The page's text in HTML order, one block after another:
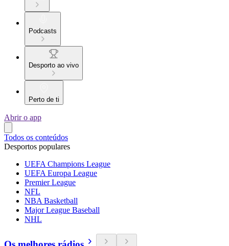
Podcasts
Desporto ao vivo
Perto de ti
Abrir o app
Todos os conteúdos
Desportos populares
UEFA Champions League
UEFA Europa League
Premier League
NFL
NBA Basketball
Major League Baseball
NHL